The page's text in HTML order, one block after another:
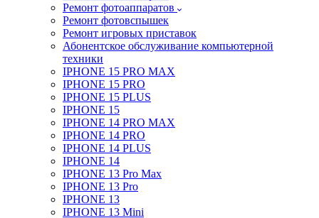
Ремонт фотоаппаратов
Ремонт фотовспышек
Ремонт игровых приставок
Абонентское обслуживание компьютерной
техники
IPHONE 15 PRO MAX
IPHONE 15 PRO
IPHONE 15 PLUS
IPHONE 15
IPHONE 14 PRO MAX
IPHONE 14 PRO
IPHONE 14 PLUS
IPHONE 14
IPHONE 13 Pro Max
IPHONE 13 Pro
IPHONE 13
IPHONE 13 Mini